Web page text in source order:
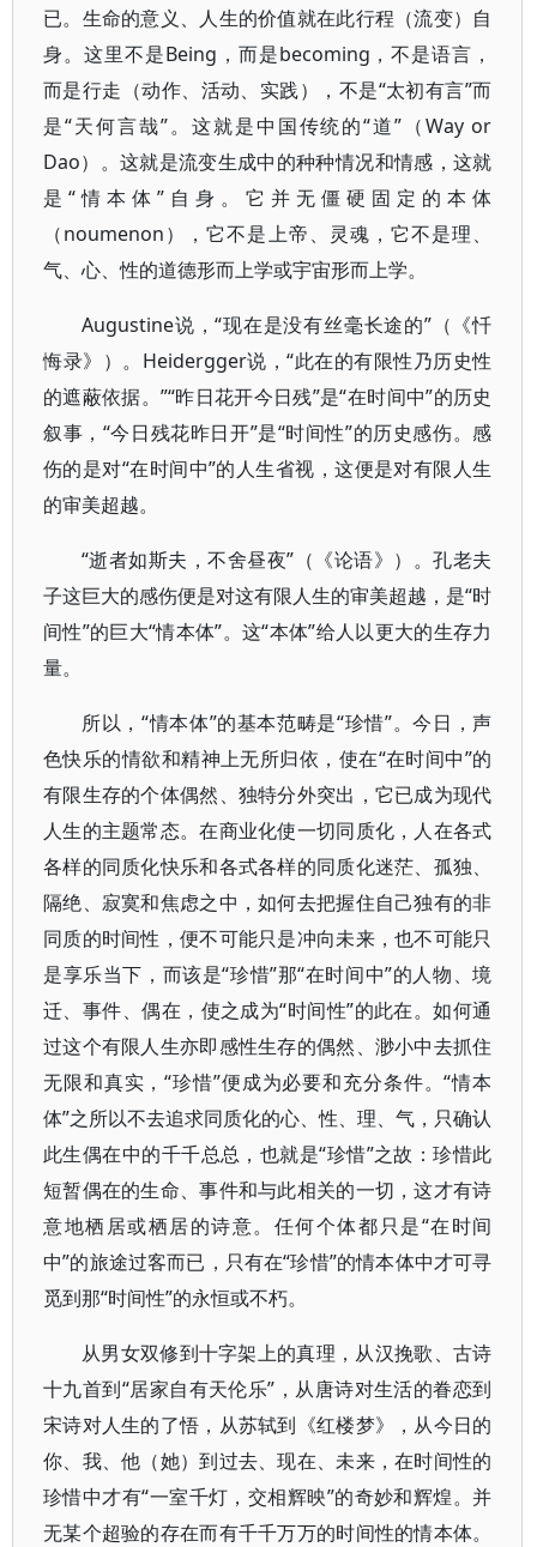
已。生命的意义、人生的价值就在此行程（流变）自
身。这里不是Being，而是becoming，不是语言，
而是行走（动作、活动、实践），不是“太初有言”而
是“天何言哉”。这就是中国传统的“道”（Way or
Dao）。这就是流变生成中的种种情况和情感，这就
是“情本体”自身。它并无僵硬固定的本体
（noumenon），它不是上帝、灵魂，它不是理、
气、心、性的道德形而上学或宇宙形而上学。
Augustine说，“现在是没有丝毫长途的”（《忏
悔录》）。Heidergger说，“此在的有限性乃历史性
的遮蔽依据。”“昨日花开今日残”是“在时间中”的历史
叙事，“今日残花昨日开”是“时间性”的历史感伤。感
伤的是对“在时间中”的人生省视，这便是对有限人生
的审美超越。
“逝者如斯夫，不舍昼夜”（《论语》）。孔老夫
子这巨大的感伤便是对这有限人生的审美超越，是“时
间性”的巨大“情本体”。这“本体”给人以更大的生存力
量。
所以，“情本体”的基本范畴是“珍惜”。今日，声
色快乐的情欲和精神上无所归依，使在“在时间中”的
有限生存的个体偶然、独特分外突出，它已成为现代
人生的主题常态。在商业化使一切同质化，人在各式
各样的同质化快乐和各式各样的同质化迷茫、孤独、
隔绝、寂寞和焦虑之中，如何去把握住自己独有的非
同质的时间性，便不可能只是冲向未来，也不可能只
是享乐当下，而该是“珍惜”那“在时间中”的人物、境
迁、事件、偶在，使之成为“时间性”的此在。如何通
过这个有限人生亦即感性生存的偶然、渺小中去抓住
无限和真实，“珍惜”便成为必要和充分条件。“情本
体”之所以不去追求同质化的心、性、理、气，只确认
此生偶在中的千千总总，也就是“珍惜”之故：珍惜此
短暂偶在的生命、事件和与此相关的一切，这才有诗
意地栖居或栖居的诗意。任何个体都只是“在时间
中”的旅途过客而已，只有在“珍惜”的情本体中才可寻
觅到那“时间性”的永恒或不朽。
从男女双修到十字架上的真理，从汉挽歌、古诗
十九首到“居家自有天伦乐”，从唐诗对生活的眷恋到
宋诗对人生的了悟，从苏轼到《红楼梦》，从今日的
你、我、他（她）到过去、现在、未来，在时间性的
珍惜中才有“一室千灯，交相辉映”的奇妙和辉煌。并
无某个超验的存在而有千千万万的时间性的情本体。